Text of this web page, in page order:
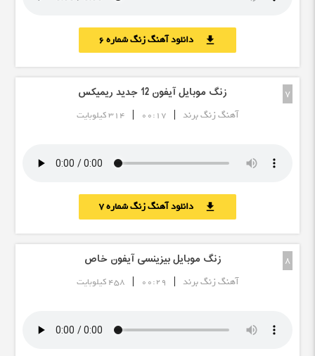
download دانلود آهنگ زنگ شماره 6
7 زنگ موبایل آیفون 12 جدید ریمیکس
آهنگ زنگ برند |
00:17
| 314 کیلوبایت
download دانلود آهنگ زنگ شماره 7
8 زنگ موبایل بیزینسی آیفون خاص
آهنگ زنگ برند |
00:29
| 458 کیلوبایت